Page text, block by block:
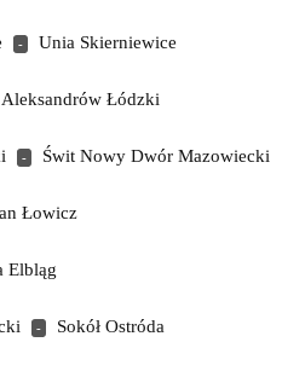
- Unia Skierniewice
Aleksandrów Łódzki
- Świt Nowy Dwór Mazowiecki
Łowicz
Elbląg
- Sokół Ostróda